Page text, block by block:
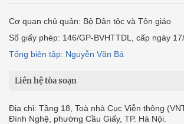
Cơ quan chủ quản: Bộ Dân tộc và Tôn giáo
Số giấy phép: 146/GP-BVHTTDL, cấp ngày
Tổng biên tập: Nguyễn Văn Bá
Liên hệ tòa soạn
Địa chỉ: Tầng 18, Toà nhà Cục Viễn thông
Đình Nghệ, phường Cầu Giấy, TP. Hà Nội.